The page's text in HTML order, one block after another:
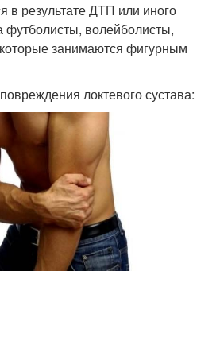
в результате ДТП или иного
футболисты, волейболисты,
занимаются фигурным
локтевого сустава: